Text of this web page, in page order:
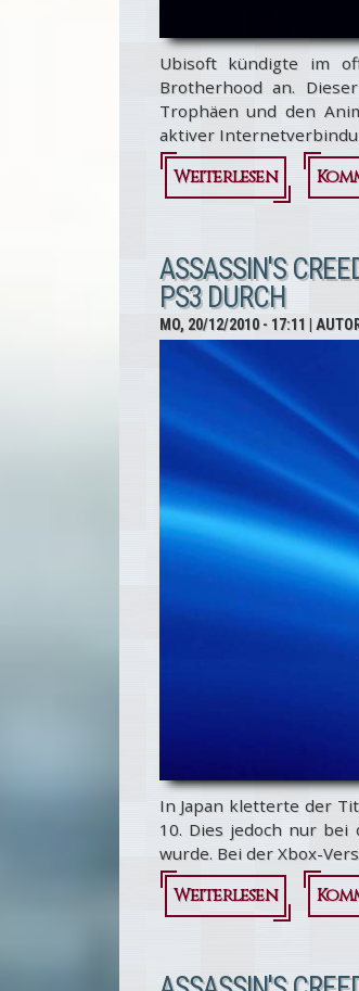
Ubisoft kündigte im
Brotherhood an.
Trophäen und den
aktiver
Weiterlesen
über
ASSASSIN'S
PS3 DURCH
MO, 20/12/2010 - 17:11 |
In Japan kletterte der
10. Dies jedoch nur bei
wurde. Bei der Xbox-
Weiterlesen
über